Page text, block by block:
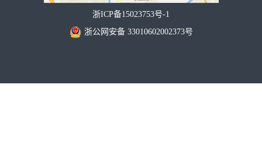
浙ICP备15023753号-1
浙公网安备 33010602002373号